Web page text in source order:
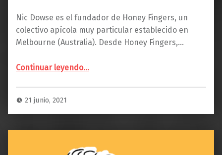
Nic Dowse es el fundador de Honey Fingers, un
colectivo apícola muy particular establecido en
Melbourne (Australia). Desde Honey Fingers,…
Continuar leyendo“NIC DOWSE: «continuamos hoy día praticando tradiciones ancestrales compartidas por humanos de todo el planeta».”
…
21 junio, 2021